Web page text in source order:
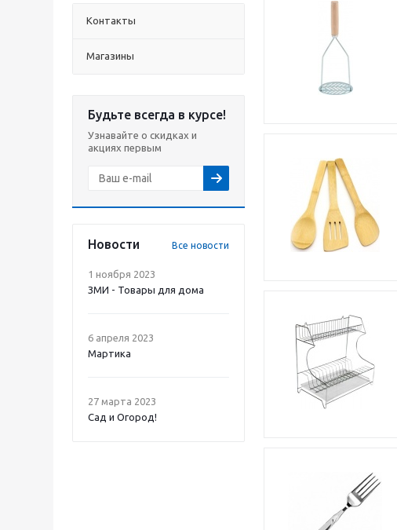
Контакты
Магазины
Будьте всегда в курсе!
Узнавайте о скидках и
акциях первым
Новости Все новости
1 ноября 2023
ЗМИ - Товары для дома
6 апреля 2023
Мартика
27 марта 2023
Сад и Огород!